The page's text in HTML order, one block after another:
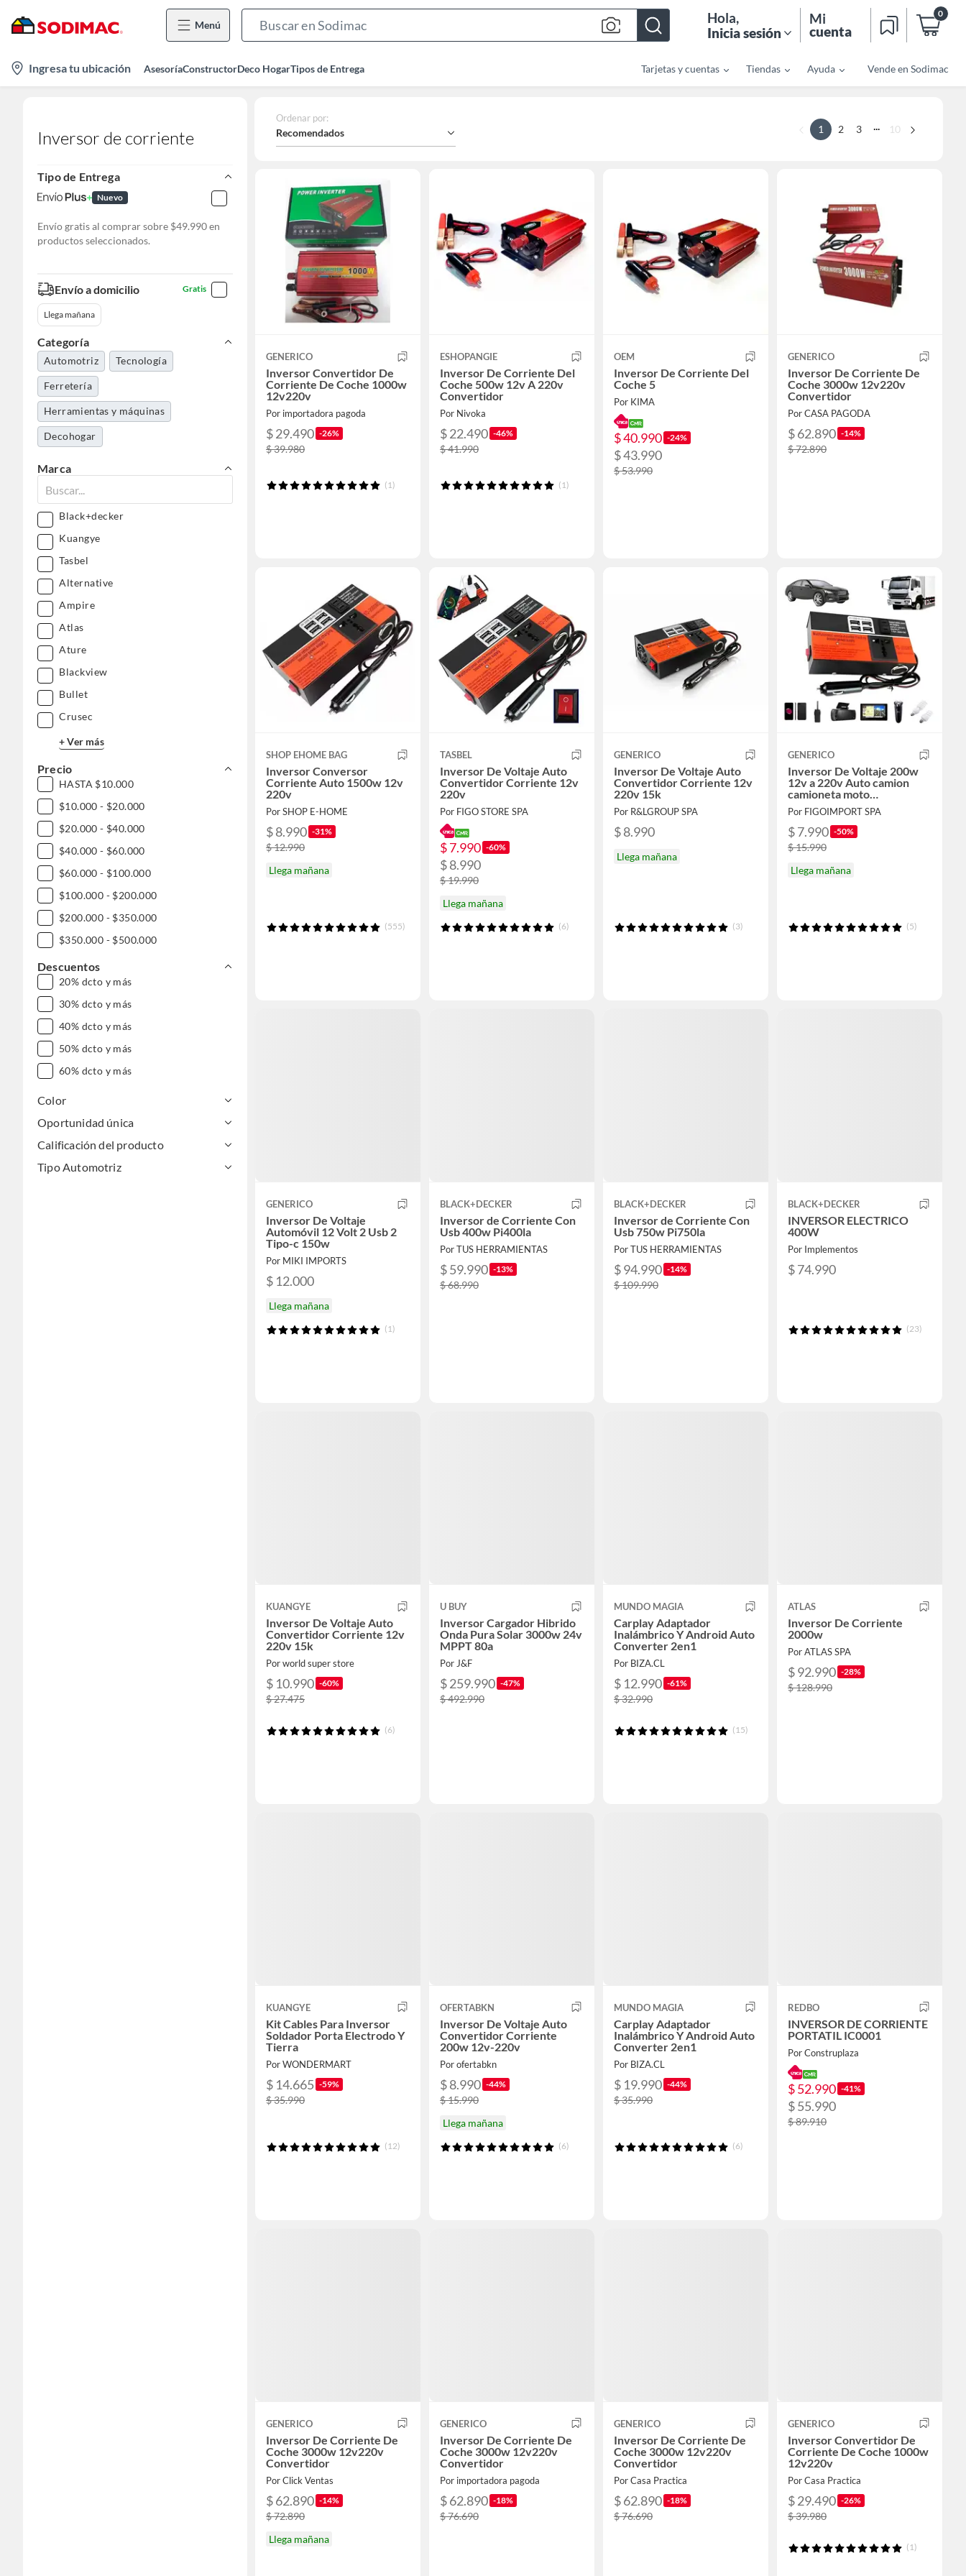
Menú
Bar
Hola,
Inicia sesión
Mi
cuenta
0
location-
icon
Ingresa tu ubicación AsesoríaConstructorDeco HogarTipos de Entrega Tarjetas y cuentas Tiendas Ayuda Vende en Sodimac
Inversor de corriente
Tipo de Entrega
Nuevo
Envío gratis al comprar sobre $49.990 en
productos seleccionados.
Envío a domicilio Gratis
Llega mañana
Categoría
Automotriz Tecnología
Ferretería
Herramientas y máquinas
Decohogar
Marca
Black+decker
Kuangye
Tasbel
Alternative
Ampire
Atlas
Ature
Blackview
Bullet
Crusec
+ Ver más
Precio
HASTA $10.000
$10.000 - $20.000
$20.000 - $40.000
$40.000 - $60.000
$60.000 - $100.000
$100.000 - $200.000
$200.000 - $350.000
$350.000 - $500.000
$500.000 - $1.000.000
Descuentos
20% dcto y más
30% dcto y más
40% dcto y más
50% dcto y más
60% dcto y más
Color
Oportunidad única
Calificación del producto
Tipo Automotriz
Ordenar por:
Recomendados 1 2 3 ... 10
GENERICO
Inversor Convertidor De
Corriente De Coche 1000w
12v220v
Por importadora pagoda
$ 29.490 -26%
$ 39.980
(1)
ESHOPANGIE
Inversor De Corriente Del
Coche 500w 12v A 220v
Convertidor
Por Nivoka
$ 22.490 -46%
$ 41.990
(1)
OEM
Inversor De Corriente Del
Coche 5
Por KIMA
$ 40.990 -24%
$ 43.990
$ 53.990
GENERICO
Inversor De Corriente De
Coche 3000w 12v220v
Convertidor
Por CASA PAGODA
$ 62.890 -14%
$ 72.890
SHOP EHOME BAG
Inversor Conversor
Corriente Auto 1500w 12v
220v
Por SHOP E-HOME
$ 8.990 -31%
$ 12.990
Llega mañana
(555)
TASBEL
Inversor De Voltaje Auto
Convertidor Corriente 12v
220v
Por FIGO STORE SPA
$ 7.990 -60%
$ 8.990
$ 19.990
Llega mañana
(6)
GENERICO
Inversor De Voltaje Auto
Convertidor Corriente 12v
220v 15k
Por R&LGROUP SPA
$ 8.990
Llega mañana
(3)
GENERICO
Inversor De Voltaje 200w
12v a 220v Auto camion
camioneta moto
Convertidor Corriente
FIGOIMPORT
Por FIGOIMPORT SPA
$ 7.990 -50%
$ 15.990
Llega mañana
(5)
GENERICO
Inversor De Voltaje
Automóvil 12 Volt 2 Usb 2
Tipo-c 150w
Por MIKI IMPORTS
$ 12.000
Llega mañana
(1)
BLACK+DECKER
Inversor de Corriente Con
Usb 400w Pi400la
Por TUS HERRAMIENTAS
$ 59.990 -13%
$ 68.990
BLACK+DECKER
Inversor de Corriente Con
Usb 750w Pi750la
Por TUS HERRAMIENTAS
$ 94.990 -14%
$ 109.990
BLACK+DECKER
INVERSOR ELECTRICO
400W
Por Implementos
$ 74.990
(23)
KUANGYE
Inversor De Voltaje Auto
Convertidor Corriente 12v
220v 15k
Por world super store
$ 10.990 -60%
$ 27.475
(6)
U BUY
Inversor Cargador Hibrido
Onda Pura Solar 3000w 24v
MPPT 80a
Por J&F
$ 259.990 -47%
$ 492.990
MUNDO MAGIA
Carplay Adaptador
Inalámbrico Y Android Auto
Converter 2en1
Por BIZA.CL
$ 12.990 -61%
$ 32.990
(15)
ATLAS
Inversor De Corriente
2000w
Por ATLAS SPA
$ 92.990 -28%
$ 128.990
KUANGYE
Kit Cables Para Inversor
Soldador Porta Electrodo Y
Tierra
Por WONDERMART
$ 14.665 -59%
$ 35.990
(12)
OFERTABKN
Inversor De Voltaje Auto
Convertidor Corriente
200w 12v-220v
Por ofertabkn
$ 8.990 -44%
$ 15.990
Llega mañana
(6)
MUNDO MAGIA
Carplay Adaptador
Inalámbrico Y Android Auto
Converter 2en1
Por BIZA.CL
$ 19.990 -44%
$ 35.990
(6)
REDBO
INVERSOR DE CORRIENTE
PORTATIL IC0001
Por Construplaza
$ 52.990 -41%
$ 55.990
$ 89.910
GENERICO
Inversor De Corriente De
Coche 3000w 12v220v
Convertidor
Por Click Ventas
$ 62.890 -14%
$ 72.890
Llega mañana
GENERICO
Inversor De Corriente De
Coche 3000w 12v220v
Convertidor
Por importadora pagoda
$ 62.890 -18%
$ 76.690
GENERICO
Inversor De Corriente De
Coche 3000w 12v220v
Convertidor
Por Casa Practica
$ 62.890 -18%
$ 76.690
GENERICO
Inversor Convertidor De
Corriente De Coche 1000w
12v220v
Por Casa Practica
$ 29.490 -26%
$ 39.980
(1)